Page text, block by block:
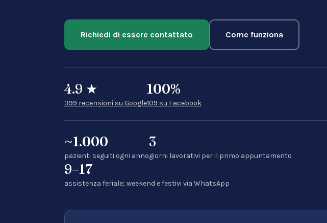
Richiedi di essere contattato Come funziona
4.9 ★
399 recensioni su Google
100%
109 su Facebook
~1.000
pazienti seguiti ogni anno
3
giorni lavorativi per il primo appuntamento
9–17
assistenza feriale; weekend e festivi via WhatsApp